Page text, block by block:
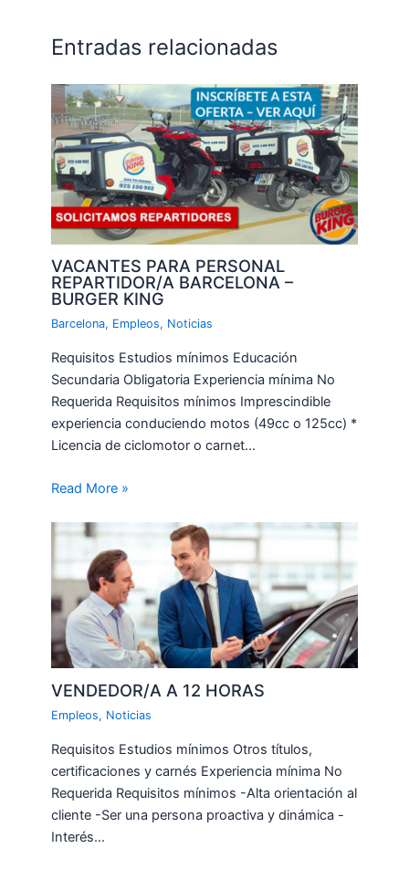
Entradas relacionadas
VACANTES PARA PERSONAL
REPARTIDOR/A BARCELONA –
BURGER KING
Barcelona, Empleos, Noticias
Requisitos Estudios mínimos Educación
Secundaria Obligatoria Experiencia mínima No
Requerida Requisitos mínimos Imprescindible
experiencia conduciendo motos (49cc o 125cc) *
Licencia de ciclomotor o carnet…
Read More »
VENDEDOR/A A 12 HORAS
Empleos, Noticias
Requisitos Estudios mínimos Otros títulos,
certificaciones y carnés Experiencia mínima No
Requerida Requisitos mínimos -Alta orientación al
cliente -Ser una persona proactiva y dinámica -
Interés…